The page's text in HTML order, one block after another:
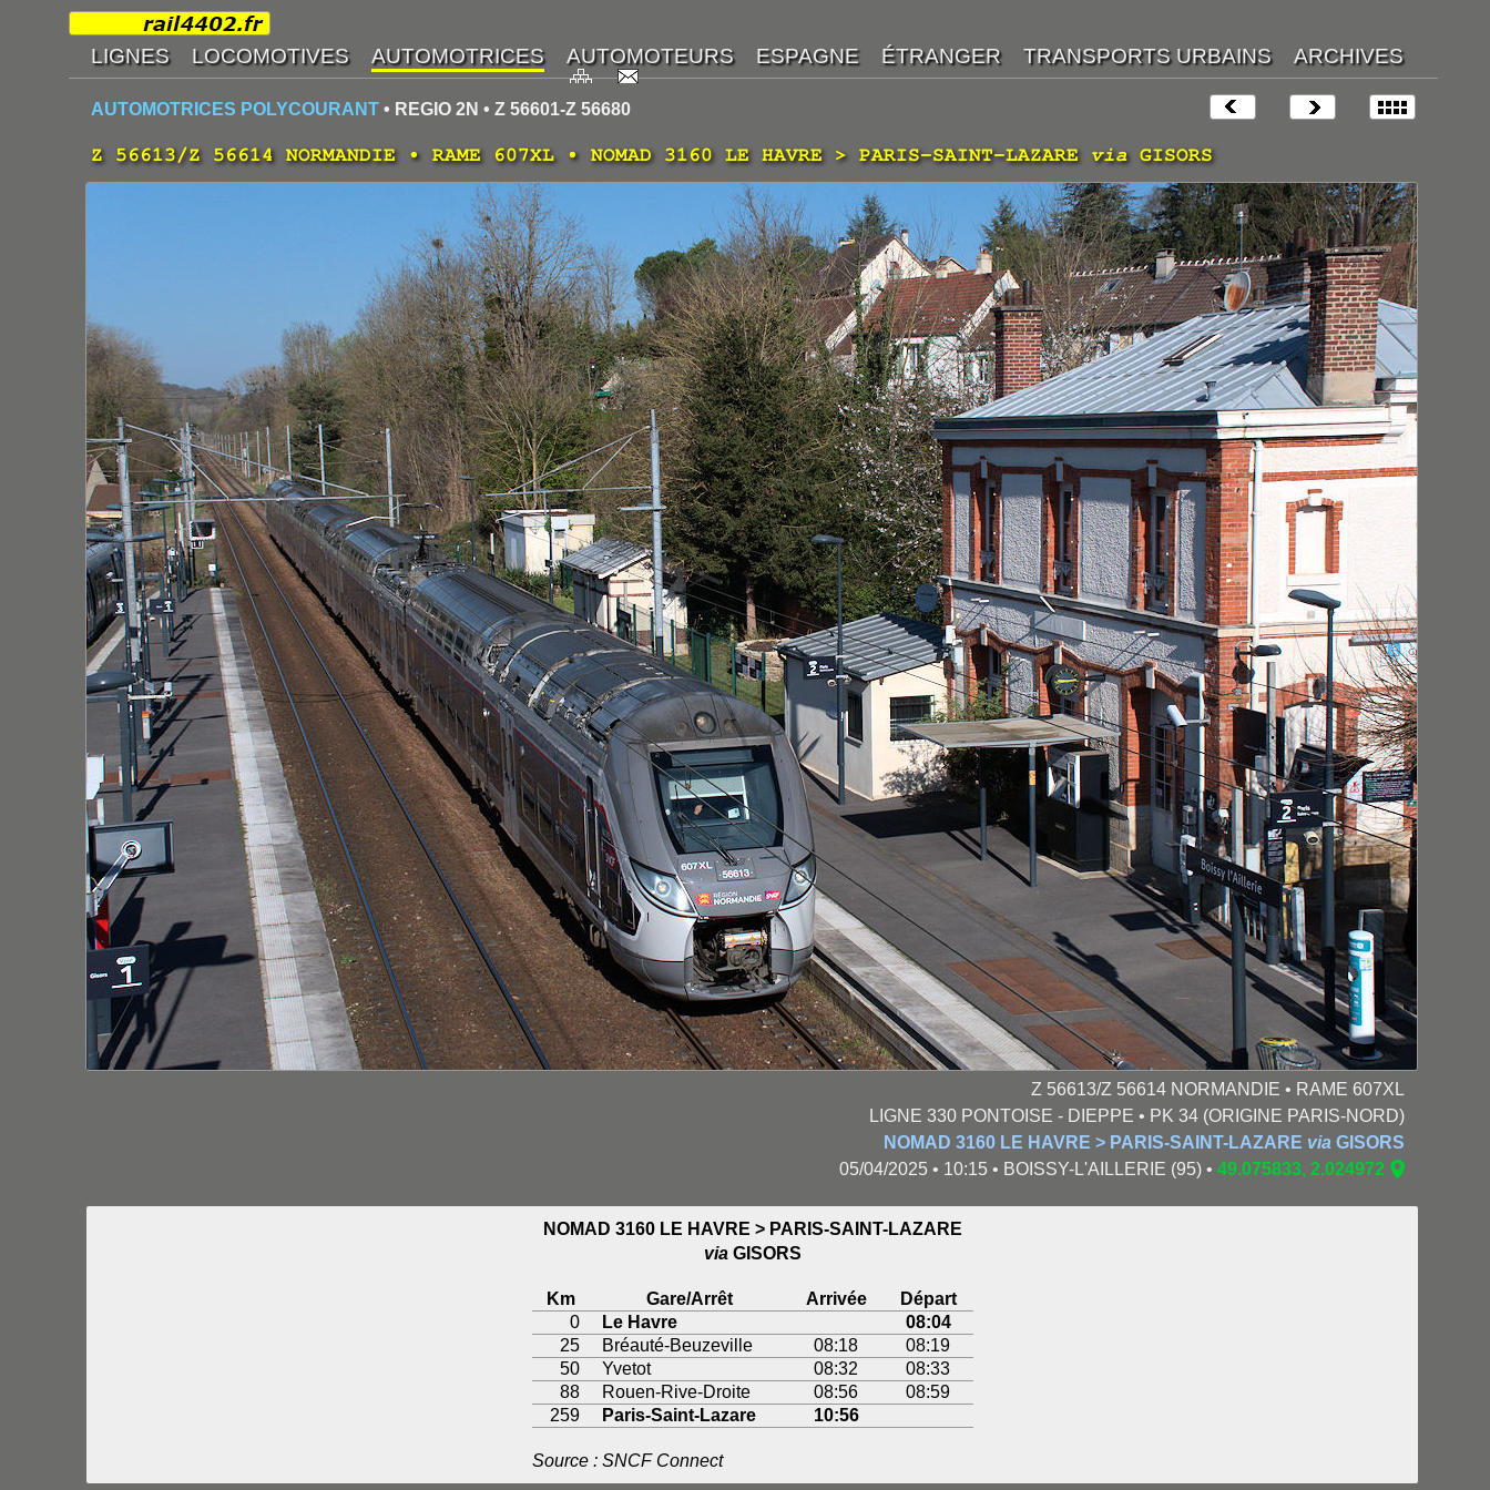
AUTOMOTRICES POLYCOURANT • REGIO 2N • Z 56601-Z 56680
Z 56613/Z 56614 NORMANDIE • RAME 607XL • NOMAD 3160 LE HAVRE > PARIS-SAINT-LAZARE viaGISORS
Z 56613/Z 56614 NORMANDIE • RAME 607XL
LIGNE 330 PONTOISE - DIEPPE • PK 34 (ORIGINE PARIS-NORD)
NOMAD 3160 LE HAVRE > PARIS-SAINT-LAZARE via GISORS
05/04/2025 • 10:15 • BOISSY-L'AILLERIE (95) • 49.075833, 2.024972
NOMAD 3160 LE HAVRE > PARIS-SAINT-LAZARE
viaGISORS
Km Gare/Arrêt Arrivée
Départ
0
Le Havre
08:04
25
Bréauté-Beuzeville 08:18
08:19
50
Yvetot 08:32
08:33
88
Rouen-Rive-Droite 08:56
08:59
259
Paris-Saint-Lazare 10:56
Source : SNCF Connect